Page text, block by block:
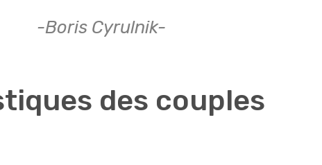
-Boris Cyrulnik-
des couples